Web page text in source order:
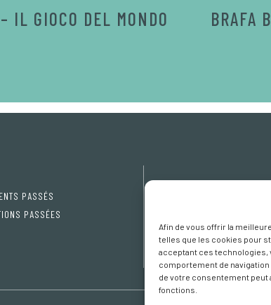
Afin de vous offrir la
telles que les cookies pour
acceptant ces technologies,
comportement de
de votre consentement
fonctions.
IL GIOCO DEL MONDO BRAFA
PASSÉS
PASSÉES
Préférences Cookies